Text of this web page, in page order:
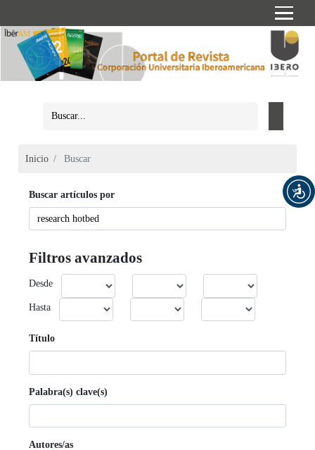
Inicio Buscar
Buscar artículos por
Filtros avanzados
Desde
Hasta
Título
Palabra(s) clave(s)
Autores/as